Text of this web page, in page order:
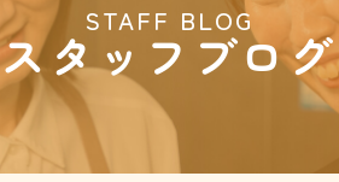
STAFF BLOG
スタッフブログ